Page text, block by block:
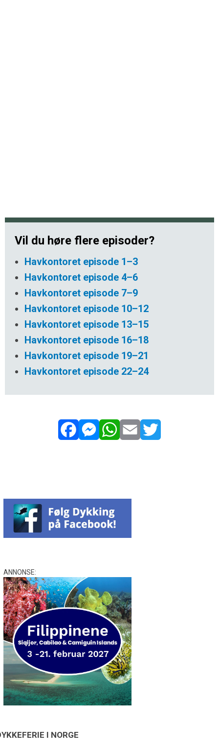
Vil du høre flere episoder?
Havkontoret episode 1–3
Havkontoret episode 4–6
Havkontoret episode 7–9
Havkontoret episode 10–12
Havkontoret episode 13–15
Havkontoret episode 16–18
Havkontoret episode 19–21
Havkontoret episode 22–24
ANNONSE:
I NORGE